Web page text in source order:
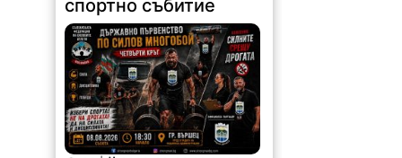
63 | 2026-08-06 09:31:22
На 8 август от 18:30 часа пред
сградата на Общинска